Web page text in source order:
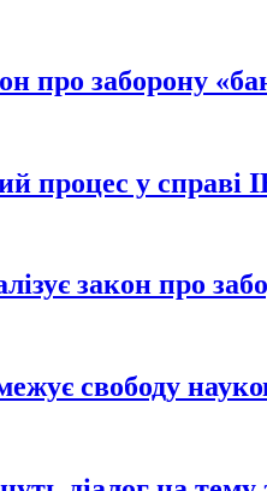
про заборону
процес у справі
закон про
свободу